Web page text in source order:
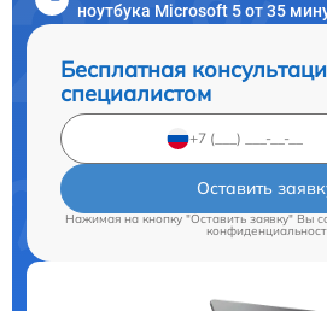
ноутбука Microsoft 5 от 35
Бесплатная
специалистом
Оставить
Нажимая на кнопку "Оставить заявку" Вы